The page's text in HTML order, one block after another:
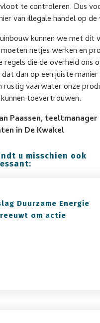
te controleren. Dus
van illegale handel op
kunnen we met dit
netjes werken en
regels die de overheid ons
dan op een juiste
rustig vaarwater onze
toevertrouwen.
Paassen,
in De Kwakel
u misschien ook
Duurzame Energie
om actie